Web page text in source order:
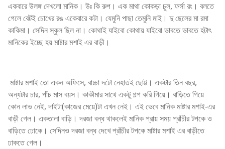
একবারে উলঙ্গ দেখলো মানিক। উঃ কি রুপ। এক মাথা কোকড়া চুল, ফর্সা রং। বলতে
গেলে বেটই চোখের রঙ একেবারে কটা। যেমুনি পাছা তেমুনি মাই। দু ছেলের মা রমা
কাকিমা। সেদিন স্কুল ছিল না। কোথাই যাইবো কোথায় যাইবো ভাবতে ভাবতে হটাৎ
মানিকের ইচ্ছে হয় মাষ্টার মশাই এর বাড়ী।
মাষ্টার মশাই তো একন অফিসে, বাচ্চা দটো নেহাতই ছোট্ট। একটার তিন বছর,
অন্যটার চার, পাঁচ মাস বয়স। কাকীমার সাথে একটু গল্প করি গিয়ে। বাড়িতে গিয়ে
কোন লাভ নেই, দাইটা(কাজের মেয়ে)টা এখন নেই। এই ভেবে মানিক মাষ্টার মশাই-এর
বাড়ী গেল। একতালা বাড়ি। দরজা বন্ধ থাকলেই মানিক প্রায় সময় প্রাঁচীর টপকে ও
বাড়িতে ঢোকে। সেদিনও দরজা বন্ধ দেখে প্রাঁচীর টপকে মাষ্টার মশাই এর বাড়ীতে
ঢাকতে গেল।